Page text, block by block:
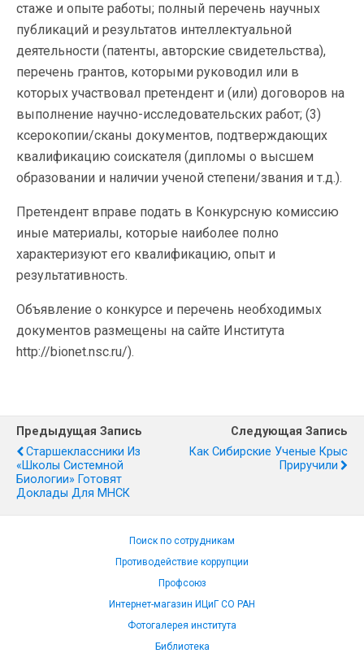
стаже и опыте работы; полный перечень научных
публикаций и результатов интеллектуальной
деятельности (патенты, авторские свидетельства),
перечень грантов, которыми руководил или в
которых участвовал претендент и (или) договоров на
выполнение научно-исследовательских работ; (3)
ксерокопии/сканы документов, подтверждающих
квалификацию соискателя (дипломы о высшем
образовании и наличии ученой степени/звания и т.д.).
Претендент вправе подать в Конкурсную комиссию
иные материалы, которые наиболее полно
характеризуют его квалификацию, опыт и
результативность.
Объявление о конкурсе и перечень необходимых
документов размещены на сайте Института
http://bionet.nsc.ru/).
Предыдущая Запись
Старшеклассники Из
«Школы Системной
Биологии» Готовят
Доклады Для МНСК
Следующая Запись
Как Сибирские Ученые Крыс
Приручили
Поиск по сотрудникам
Противодействие коррупции
Профсоюз
Интернет-магазин ИЦиГ СО РАН
Фотогалерея института
Библиотека